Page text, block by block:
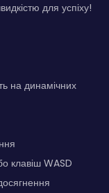
для успіху!
на динамічних
клавіш WASD